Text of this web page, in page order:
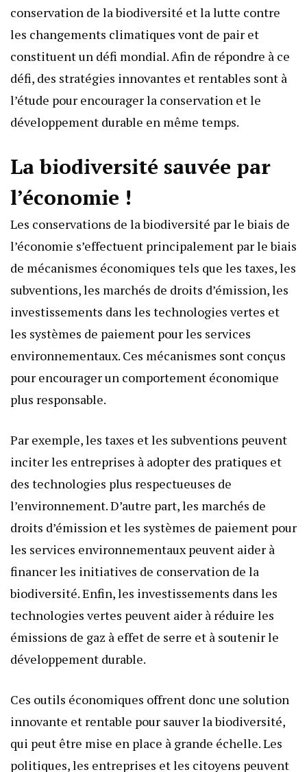
conservation de la biodiversité et la lutte contre
les changements climatiques vont de pair et
constituent un défi mondial. Afin de répondre à ce
défi, des stratégies innovantes et rentables sont à
l’étude pour encourager la conservation et le
développement durable en même temps.
La biodiversité sauvée par
l’économie !
Les conservations de la biodiversité par le biais de
l’économie s’effectuent principalement par le biais
de mécanismes économiques tels que les taxes, les
subventions, les marchés de droits d’émission, les
investissements dans les technologies vertes et
les systèmes de paiement pour les services
environnementaux. Ces mécanismes sont conçus
pour encourager un comportement économique
plus responsable.
Par exemple, les taxes et les subventions peuvent
inciter les entreprises à adopter des pratiques et
des technologies plus respectueuses de
l’environnement. D’autre part, les marchés de
droits d’émission et les systèmes de paiement pour
les services environnementaux peuvent aider à
financer les initiatives de conservation de la
biodiversité. Enfin, les investissements dans les
technologies vertes peuvent aider à réduire les
émissions de gaz à effet de serre et à soutenir le
développement durable.
Ces outils économiques offrent donc une solution
innovante et rentable pour sauver la biodiversité,
qui peut être mise en place à grande échelle. Les
politiques, les entreprises et les citoyens peuvent